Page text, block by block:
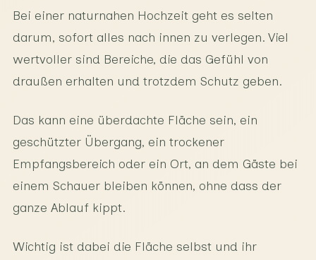
Bei einer naturnahen Hochzeit geht es selten
darum, sofort alles nach innen zu verlegen. Viel
wertvoller sind Bereiche, die das Gefühl von
draußen erhalten und trotzdem Schutz geben.
Das kann eine überdachte Fläche sein, ein
geschützter Übergang, ein trockener
Empfangsbereich oder ein Ort, an dem Gäste bei
einem Schauer bleiben können, ohne dass der
ganze Ablauf kippt.
Wichtig ist dabei die Fläche selbst und ihr